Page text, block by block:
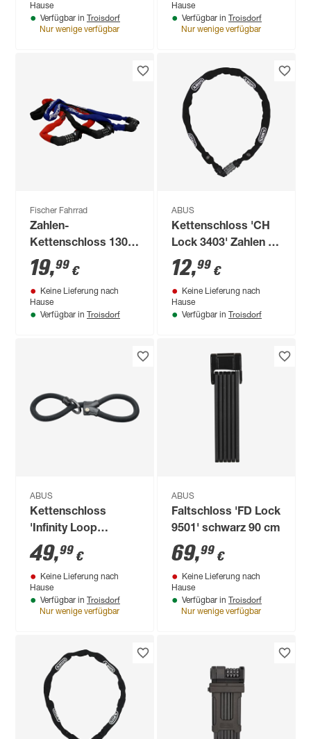
Hause
Verfügbar in Troisdorf
Nur wenige verfügbar
Hause
Verfügbar in Troisdorf
Nur wenige verfügbar
Fischer Fahrrad
Zahlen-
Kettenschloss 130
cm, 3 Farben sortiert
19,99 €
Keine Lieferung nach
Hause
Verfügbar in Troisdorf
ABUS
Kettenschloss 'CH
Lock 3403' Zahlen 60
x Ø 0,4 cm
12,99 €
Keine Lieferung nach
Hause
Verfügbar in Troisdorf
ABUS
Kettenschloss
'Infinity Loop
1806/110' schwarz Ø
0,6 x 110 cm
49,99 €
Keine Lieferung nach
Hause
Verfügbar in Troisdorf
Nur wenige verfügbar
ABUS
Faltschloss 'FD Lock
9501' schwarz 90 cm
69,99 €
Keine Lieferung nach
Hause
Verfügbar in Troisdorf
Nur wenige verfügbar